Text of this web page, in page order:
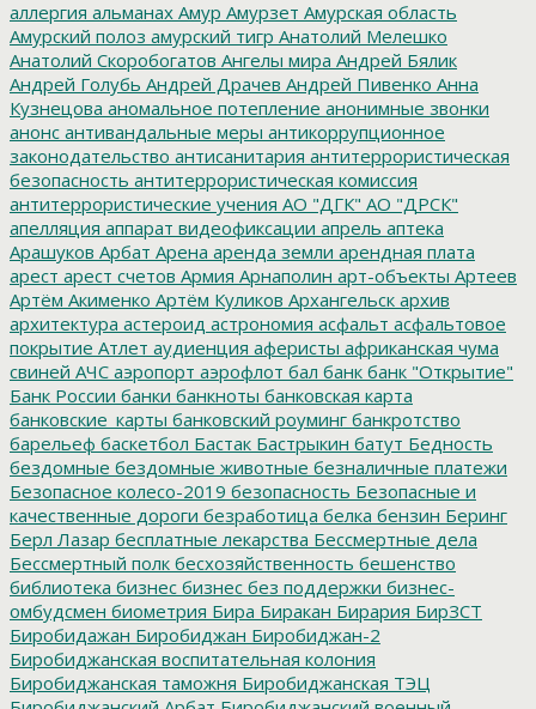
аллергия альманах Амур Амурзет Амурская область
Амурский полоз амурский тигр Анатолий Мелешко
Анатолий Скоробогатов Ангелы мира Андрей Бялик
Андрей Голубь Андрей Драчев Андрей Пивенко Анна
Кузнецова аномальное потепление анонимные звонки
анонс антивандальные меры антикоррупционное
законодательство антисанитария антитеррористическая
безопасность антитеррористическая комиссия
антитеррористические учения АО "ДГК" АО "ДРСК"
апелляция аппарат видеофиксации апрель аптека
Арашуков Арбат Арена аренда земли арендная плата
арест арест счетов Армия Арнаполин арт-объекты Артеев
Артём Акименко Артём Куликов Архангельск архив
архитектура астероид астрономия асфальт асфальтовое
покрытие Атлет аудиенция аферисты африканская чума
свиней АЧС аэропорт аэрофлот бал банк банк "Открытие"
Банк России банки банкноты банковская карта
банковские_карты банковский роуминг банкротство
барельеф баскетбол Бастак Бастрыкин батут Бедность
бездомные бездомные животные безналичные платежи
Безопасное колесо-2019 безопасность Безопасные и
качественные дороги безработица белка бензин Беринг
Берл Лазар бесплатные лекарства Бессмертные дела
Бессмертный полк бесхозяйственность бешенство
библиотека бизнес бизнес без поддержки бизнес-
омбудсмен биометрия Бира Биракан Бирария БирЗСТ
Биробидажан Биробиджан Биробиджан-2
Биробиджанская воспитательная колония
Биробиджанская таможня Биробиджанская ТЭЦ